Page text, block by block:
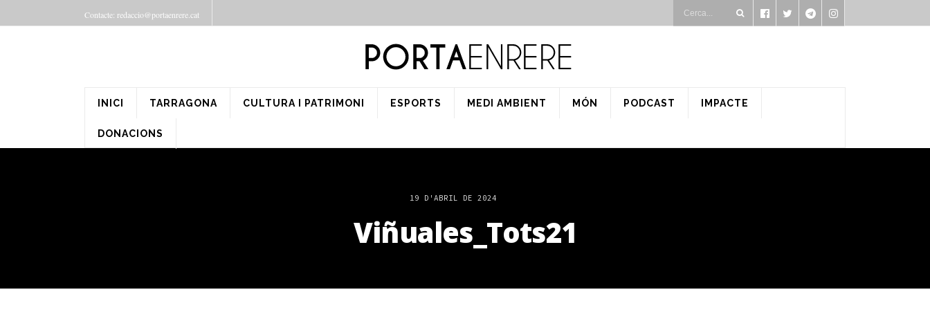
Contacte: redaccio@portaenrere.cat
INICI TARRAGONA CULTURA I PATRIMONI ESPORTS MEDI AMBIENT MÓN PODCAST IMPACTE
DONACIONS
19 D'ABRIL DE 2024
Viñuales_Tots21